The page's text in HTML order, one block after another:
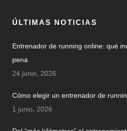
ÚLTIMAS NOTICIAS
Entrenador de running online: qué
pena
24 junio, 2026
Cómo elegir un entrenador de
1 junio, 2026